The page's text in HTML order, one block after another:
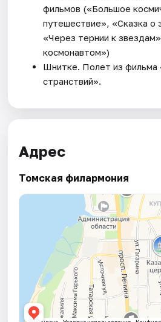
фильмов («Большое
путешествие», «Сказка о
«Через тернии к
космонавтом»)
Шнитке. Полет из фильма
странствий».
Адрес
Томская филармония